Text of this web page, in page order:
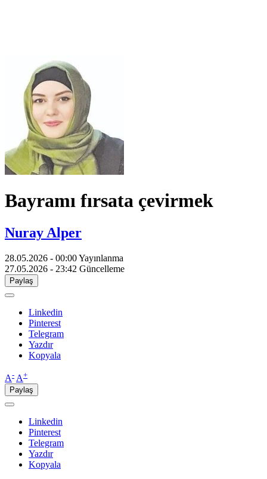
Bayramı fırsata çevirmek
Nuray Alper
28.05.2026 - 00:00Yayınlanma
27.05.2026 - 23:42 Güncelleme
Paylaş
Linkedin
Pinterest
Telegram
Yazdır
Kopyala
A- A+
Paylaş
Linkedin
Pinterest
Telegram
Yazdır
Kopyala